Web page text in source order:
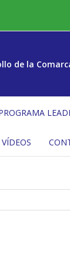
de la
VÍDEOS